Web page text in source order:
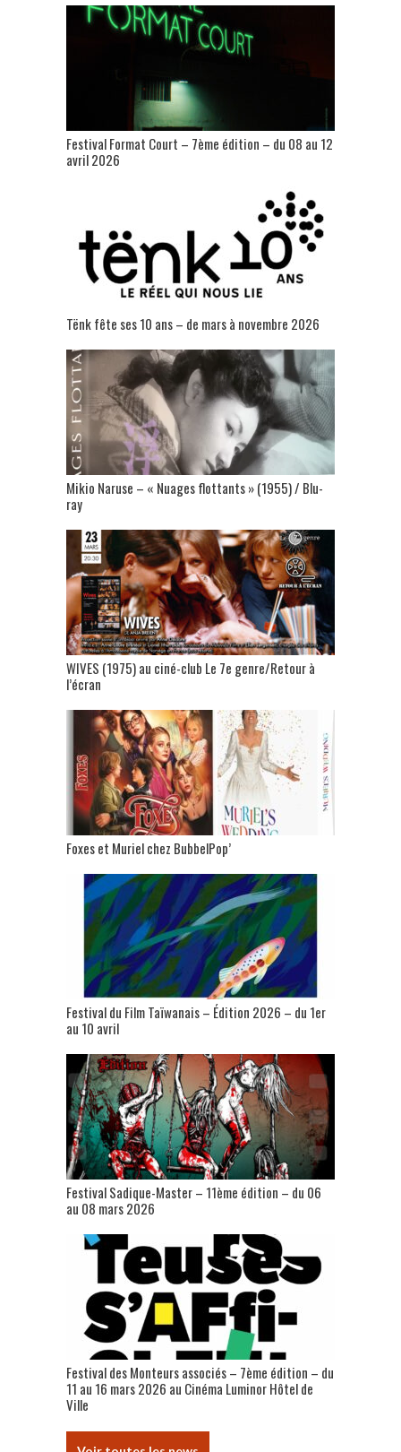
Festival Format Court – 7ème édition – du 08 au 12
avril 2026
Tënk fête ses 10 ans – de mars à novembre 2026
Mikio Naruse – « Nuages flottants » (1955) / Blu-
ray
WIVES (1975) au ciné-club Le 7e genre/Retour à
l’écran
Foxes et Muriel chez BubbelPop’
Festival du Film Taïwanais – Édition 2026 – du 1er
au 10 avril
Festival Sadique-Master – 11ème édition – du 06
au 08 mars 2026
Festival des Monteurs associés – 7ème édition – du
11 au 16 mars 2026 au Cinéma Luminor Hôtel de
Ville